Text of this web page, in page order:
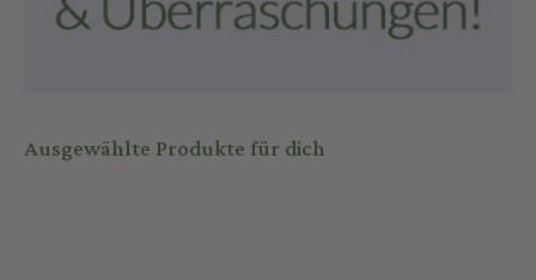
Ausgewählte Produkte für dich